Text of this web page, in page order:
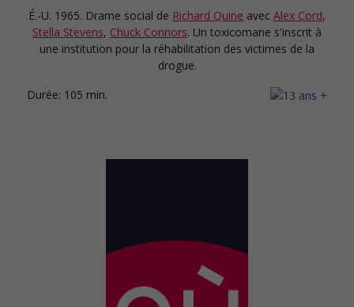
É.-U. 1965. Drame social de Richard Quine avec Alex Cord,
Stella Stevens, Chuck Connors. Un toxicomane s'inscrit à
une institution pour la réhabilitation des victimes de la
drogue.
Durée: 105 min.